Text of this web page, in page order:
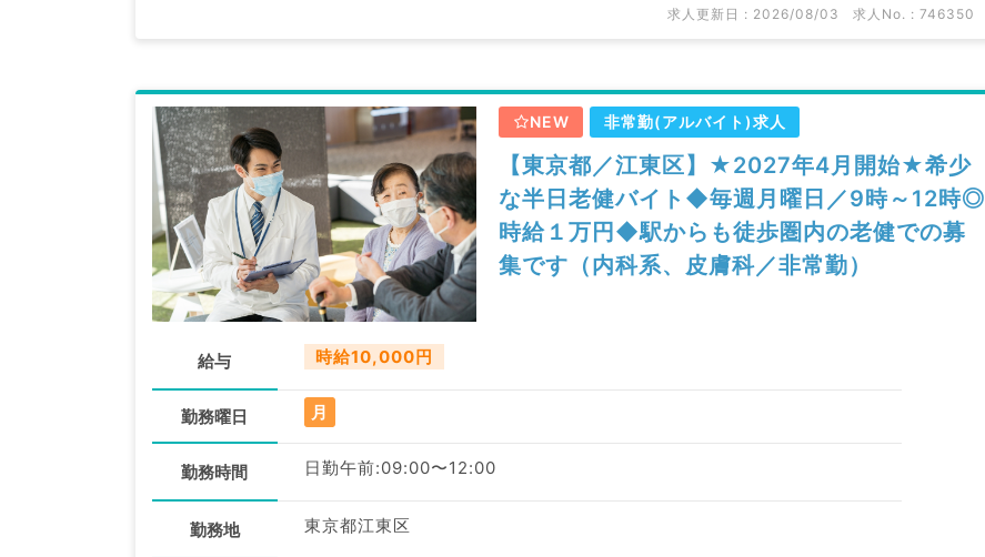
求人更新日 : 2026/08/03 求人No. : 746350
NEW 非常勤(アルバイト)求人
【東京都／江東区】★2027年4月開始★希少
な半日老健バイト◆毎週月曜日／9時～12時◎
時給１万円◆駅からも徒歩圏内の老健での募
集です（内科系、皮膚科／非常勤）
給与 時給10,000円
勤務曜日 月
勤務時間 日勤午前:09:00〜12:00
勤務地 東京都江東区